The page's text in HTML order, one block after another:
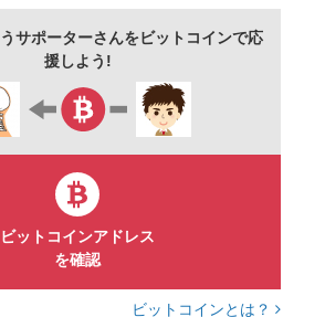
サポーターさんをビットコインで応
援しよう!
ビットコインアドレス
を確認
ビットコインとは？